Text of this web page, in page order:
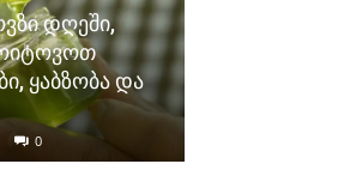
დღეში,
ყაბზობა და
0